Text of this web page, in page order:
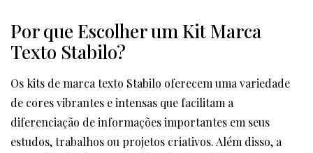
Por que Escolher um Kit Marca
Texto Stabilo?
Os kits de marca texto Stabilo oferecem uma variedade
de cores vibrantes e intensas que facilitam a
diferenciação de informações importantes em seus
estudos, trabalhos ou projetos criativos. Além disso, a